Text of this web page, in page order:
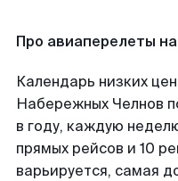
Про авиаперелеты
Календарь низких
Набережных Челнов
в году, каждую
прямых рейсов и 10
варьируется, самая